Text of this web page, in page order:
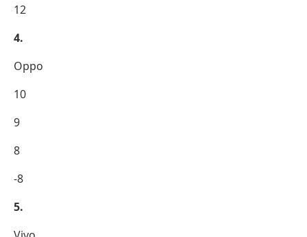
12
4.
Oppo
10
9
8
-8
5.